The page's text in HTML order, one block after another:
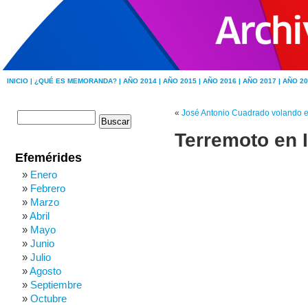
INICIO | ¿QUÉ ES MEMORANDA? | AÑO 2014 | AÑO 2015 | AÑO 2016 | AÑO 2017 | AÑO
« José Antonio Cuadrado volando
Terremoto en
Efemérides
Enero
Febrero
Marzo
Abril
Mayo
Junio
Julio
Agosto
Septiembre
Octubre